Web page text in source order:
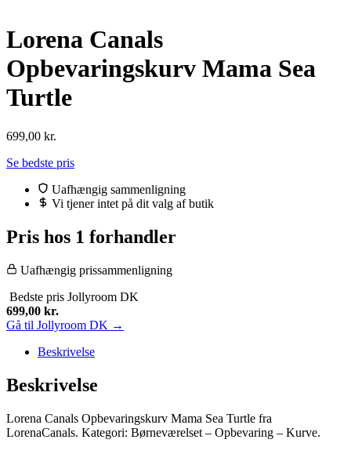
Lorena Canals
Opbevaringskurv Mama Sea
Turtle
699,00 kr.
Se bedste pris
Uafhængig sammenligning
Vi tjener intet på dit valg af butik
Pris hos 1 forhandler
Uafhængig prissammenligning
Bedste pris Jollyroom DK
699,00 kr.
Gå til Jollyroom DK →
Beskrivelse
Beskrivelse
Lorena Canals Opbevaringskurv Mama Sea Turtle fra
LorenaCanals. Kategori: Børneværelset – Opbevaring – Kurve.